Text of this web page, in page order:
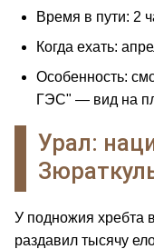
Время в пути: 2
Когда ехать:
Особенность:
ГЭС" — вид на
Урал:
У подножия хребта
раздавил тысячу